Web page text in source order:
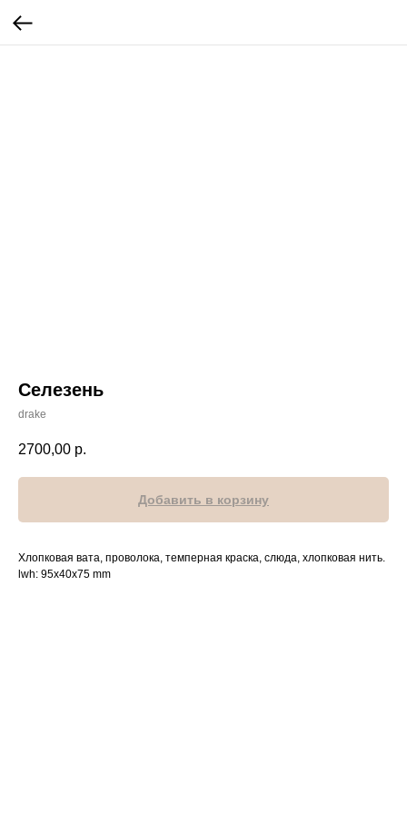
Селезень
drake
2700,00 р.
Добавить в корзину
Хлопковая вата, проволока, темперная краска, слюда, хлопковая нить.
lwh: 95x40x75 mm